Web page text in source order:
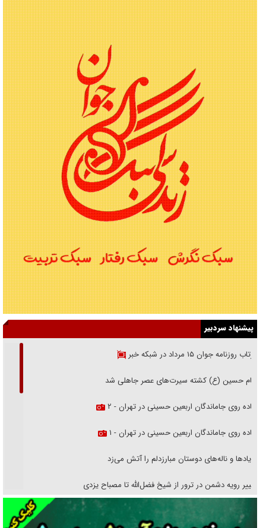
پیشنهاد سردبیر
بازتاب روزنامه جوان ۱۵ مرداد در شبکه خبر
امام حسین (ع) کشته سیرت‌های عصر جاهلی شد
پیاده روی جاماندگان اربعین حسینی در تهران - ۲
پیاده روی جاماندگان اربعین حسینی در تهران - ۱
فریاد‌ها و ناله‌های دوستان مبارزدلم را آتش می‌زد
تغییر رویه دشمن در ترور از شیخ فضل‌الله تا مصباح یزدی
خرید قسطی اولش خنده و آخرش گریه است!